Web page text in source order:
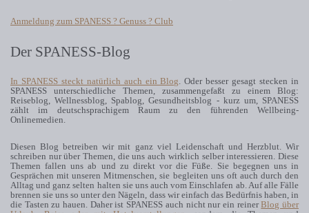
Anmeldung zum SPANESS ? Genuss ? Club
Der SPANESS-Blog
In SPANESS steckt natürlich auch ein Blog . Oder besser gesagt stecken in
SPANESS unterschiedliche Themen, zusammengefaßt zu einem Blog:
Reiseblog, Wellnessblog, Spablog, Gesundheitsblog - kurz um, SPANESS
zählt im deutschsprachigem Raum zu den führenden Wellbeing-
Onlinemedien.
Diesen Blog betreiben wir mit ganz viel Leidenschaft und Herzblut. Wir
schreiben nur über Themen, die uns auch wirklich selber interessieren. Diese
Themen fallen uns ab und zu direkt vor die Füße. Sie begegnen uns in
Gesprächen mit unseren Mitmenschen, sie begleiten uns oft auch durch den
Alltag und ganz selten halten sie uns auch vom Einschlafen ab. Auf alle Fälle
brennen sie uns so unter den Nägeln, dass wir einfach das Bedürfnis haben, in
die Tasten zu hauen. Daher ist SPANESS auch nicht nur ein reinerBlog über